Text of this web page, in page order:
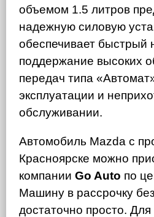
объемом 1.5 литров
надежную силовую
обеспечивает быстрый
поддержание высоких
передач типа
эксплуатации и
обслуживании.
Автомобиль Mazda с
Красноярске можно
компании Go Auto по
Машину в рассрочку
достаточно просто. Для